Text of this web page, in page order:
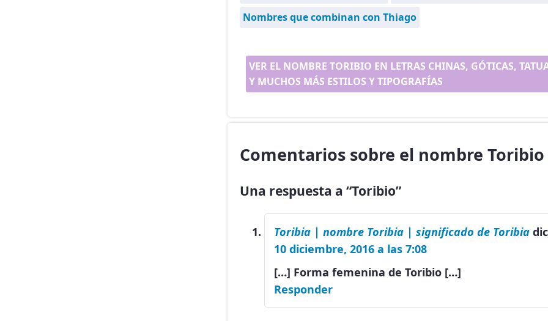
Nombres que combinan con Thiago
VER EL NOMBRE TORIBIO EN LETRAS CHINAS, GÓTICAS,
Y MUCHOS MÁS ESTILOS Y TIPOGRAFÍAS
Comentarios sobre el nombre Toribio
Una respuesta a “Toribio”
Toribia | nombre Toribia | significado de Toribia
10 diciembre, 2016 a las 7:08
[…] Forma femenina de Toribio […]
Responder